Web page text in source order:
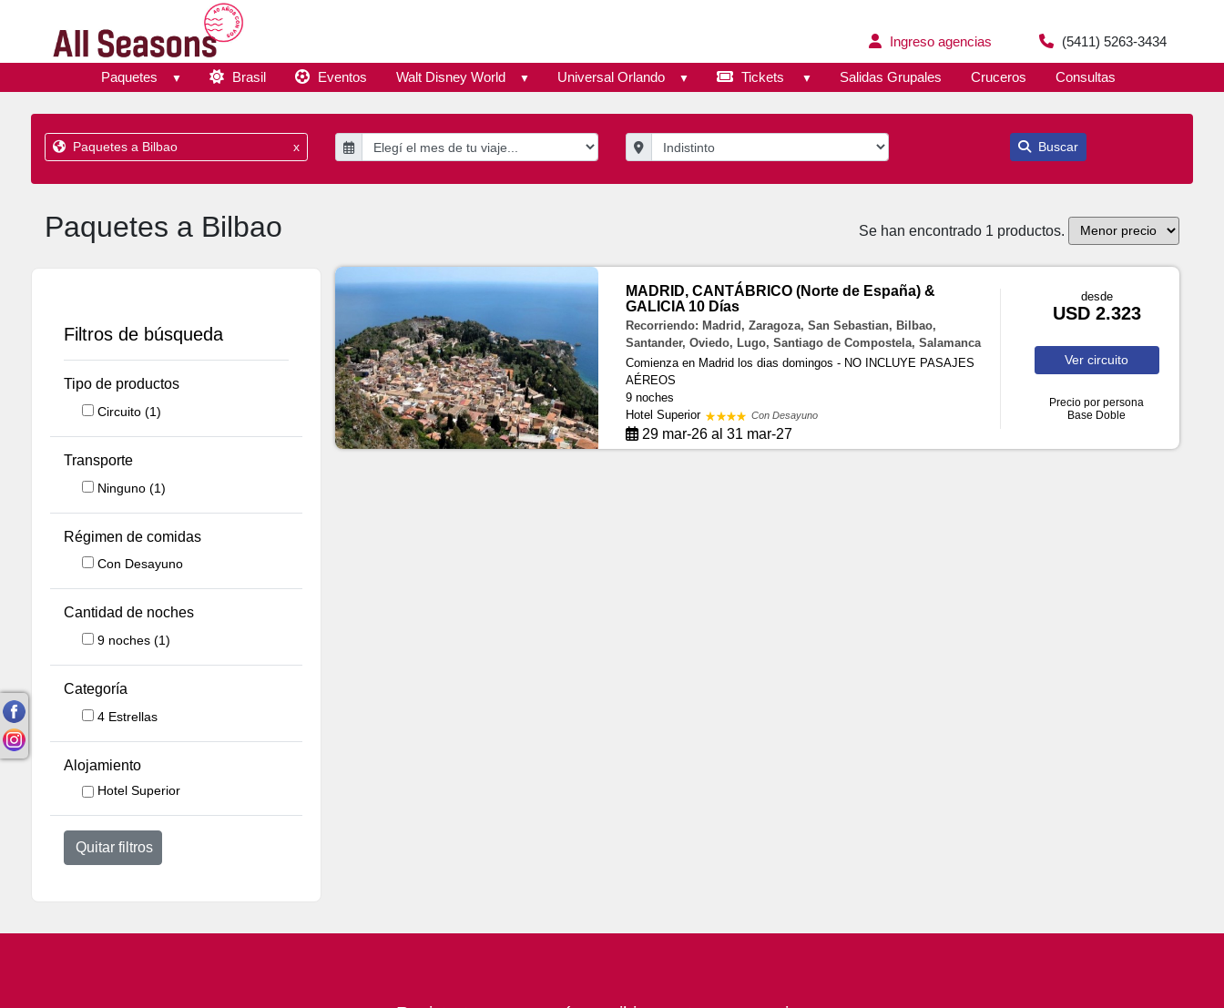
Ingreso agencias (5411) 5263-3434
Paquetes Brasil Eventos Walt Disney World Universal Orlando Tickets Salidas Grupales Cruceros Consultas
Paquetes a Bilbao x Buscar
Paquetes a Bilbao Se han encontrado 1 productos.
Filtros de búsqueda
Tipo de productos
Circuito (1)
Transporte
Ninguno (1)
Régimen de comidas
Con Desayuno
Cantidad de noches
9 noches (1)
Categoría
4 Estrellas
Alojamiento
Hotel Superior
Quitar filtros
MADRID, CANTÁBRICO (Norte de España) &
GALICIA 10 Días
Recorriendo: Madrid, Zaragoza, San Sebastian, Bilbao,
Santander, Oviedo, Lugo, Santiago de Compostela, Salamanca
Comienza en Madrid los dias domingos - NO INCLUYE PASAJES
AÉREOS
9 noches
Hotel Superior
Con Desayuno
29 mar-26 al 31 mar-27
desde
USD 2.323
Vercircuito
Precio por persona
Base Doble